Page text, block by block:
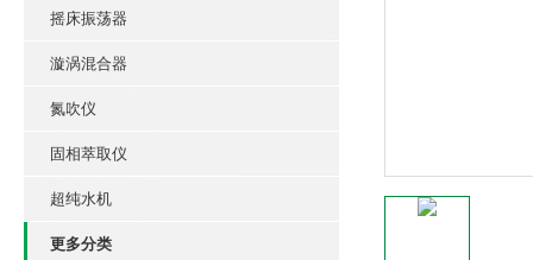
摇床振荡器
漩涡混合器
氮吹仪
固相萃取仪
超纯水机
更多分类